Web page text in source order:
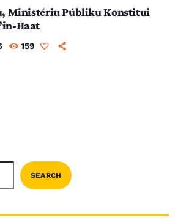
Ministériu Públiku Konstitui
Haat
159
SEARCH